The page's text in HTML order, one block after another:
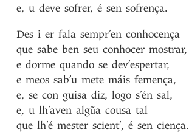
e, u deve sofrer, é sen sofrença.
Des i er fala sempr’en conhocença
que sabe ben seu conhocer mostrar,
e dorme quando se dev’espertar,
e meos sab’u mete máis femença,
e, se con guisa diz, logo s’én sal,
e, u lh’aven algũa cousa tal
que lh’é mester scient’, é sen ciença.